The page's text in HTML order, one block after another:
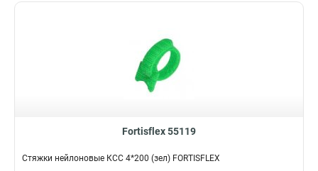
Fortisflex 55119
Стяжки нейлоновые КСС 4*200 (зел) FORTISFLEX